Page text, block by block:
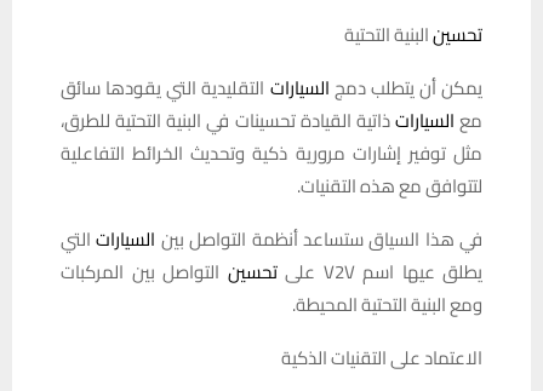
تحسينالبنية التحتية
يمكن أن يتطلب دمجالسيارات التقليدية التي يقودها سائق
معالسياراتذاتية القيادة تحسينات في البنية التحتية للطرق،
مثل توفير إشارات مرورية ذكية وتحديث الخرائط التفاعلية
لتتوافق مع هذه التقنيات.
في هذا السياق ستساعد أنظمة التواصل بين السياراتالتي
يطلق عيها اسم V2V على
تحسين التواصل بين المركبات
ومع البنية التحتية المحيطة.
الاعتماد على التقنيات الذكية